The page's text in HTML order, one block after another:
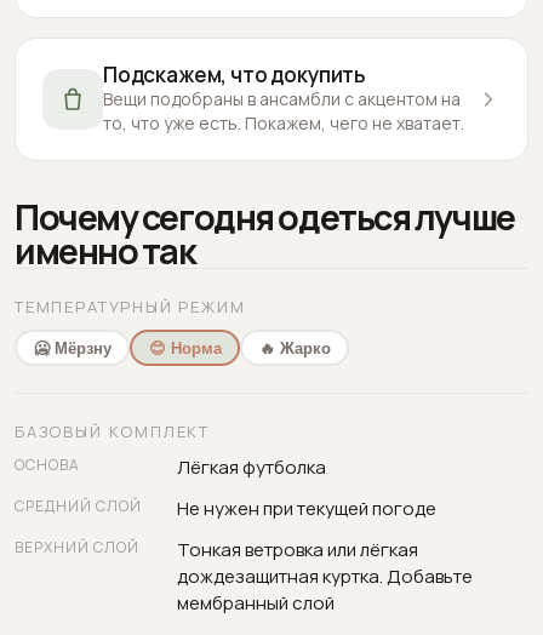
Подскажем, что докупить
Вещи подобраны в ансамбли с акцентом на
то, что уже есть. Покажем, чего не хватает.
Почему сегодня одеться лучше
именно так
ТЕМПЕРАТУРНЫЙ РЕЖИМ
🥶 Мёрзну 😊 Норма 🔥 Жарко
БАЗОВЫЙ КОМПЛЕКТ
ОСНОВА Лёгкая футболка
СРЕДНИЙ СЛОЙ Не нужен при текущей погоде
ВЕРХНИЙ СЛОЙ
Тонкая ветровка или лёгкая
дождезащитная куртка. Добавьте
мембранный слой